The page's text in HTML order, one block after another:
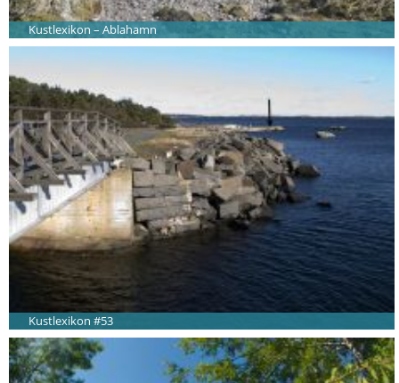
Kustlexikon – Ablahamn
Kustlexikon #53